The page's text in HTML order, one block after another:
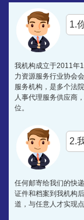
1.
我机构成立于2011年
力资源服务行业协会
服务机构，是多个法
人事代理服务供应商
位。
2.
任何邮寄给我们的快
证件和档案到我机构
道，与任意人才实现点
订单号为
为档案的事情操
户，都不知道怎么
在网上搜到你们才
订单号为
报到证丢失了，
对我们家在湖北，
出现的太及时了，
忙处理的，真的